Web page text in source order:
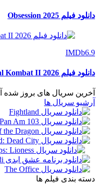
دانلود فیلم Obsession 2025
IMDb6.9
دانلود فیلم Mortal Kombat II 2026
آخرین سریال های بروز شده
آرشیو سریال ها
دسته بندی فیلم ها